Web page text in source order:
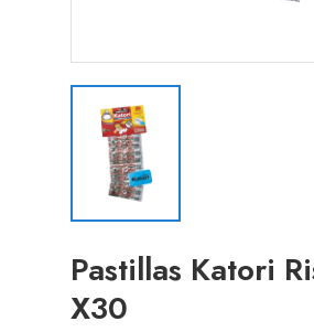
Pastillas Katori
X30